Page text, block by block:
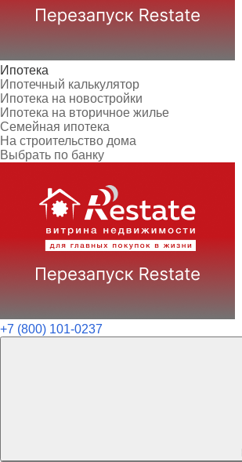
Ипотека
Ипотечный калькулятор
Ипотека на новостройки
Ипотека на вторичное жилье
Семейная ипотека
На строительство дома
Выбрать по банку
+7 (800) 101-0237